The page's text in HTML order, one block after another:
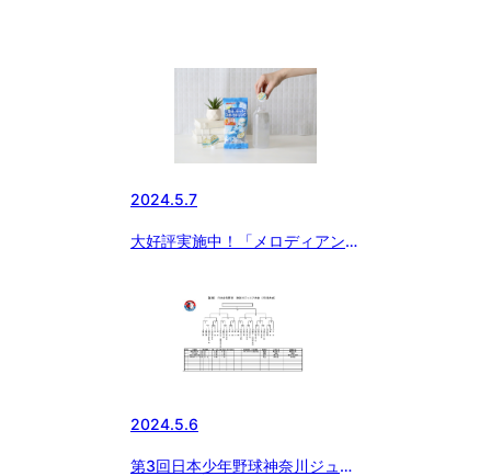
2024.5.7
大好評実施中！「メロディアン
をお得にゲットできるチャン
ス！！ 今ならさらに黒酢ドリン
クのおまけ付き！！！
2024.5.6
第3回日本少年野球神奈川ジュニ